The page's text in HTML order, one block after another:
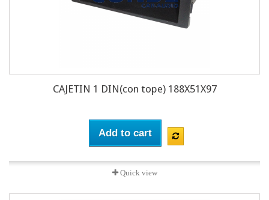
CAJETIN 1 DIN(con tope) 188X51X97
Add to cart
Quick view